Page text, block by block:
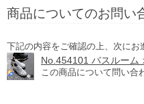
商品についてのお問い
下記の内容をご確認の上、次にお
No.454101 バスルー
この商品について問い合